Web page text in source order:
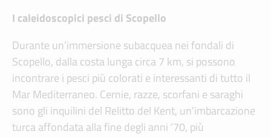
I caleidoscopici pesci di Scopello
Durante un’immersione subacquea nei fondali di
Scopello, dalla costa lunga circa 7 km, si possono
incontrare i pesci più colorati e interessanti di tutto il
Mar Mediterraneo. Cernie, razze, scorfani e saraghi
sono gli inquilini del Relitto del Kent, un’imbarcazione
turca affondata alla fine degli anni ’70, più